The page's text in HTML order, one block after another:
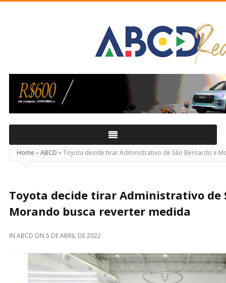
Real
Home »ABCD »Toyota decide tirar Administrativo de São Bernardo e
Toyota decide tirar Administrativo de
Morando busca reverter medida
IN ABCD ON 5 DE ABRIL DE 2022